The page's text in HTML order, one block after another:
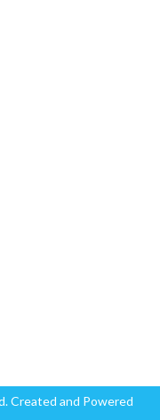
Created and Powered